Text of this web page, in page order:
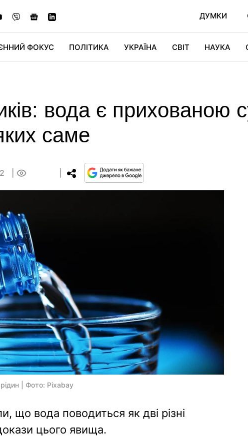
ДУМКИ
ФОКУС ПОЛІТИКА УКРАЇНА СВІТ НАУКА
вода є
саме
| Фото: Pixabay
що вода поводиться як дві різні
цього явища.